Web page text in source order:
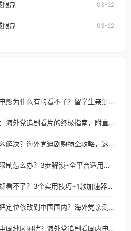
扰。
能在中国大陆地区播放。 遇到这个问题
云音乐地区版权限制」的问题，无论人在
限制 03-22
限制 03-22
在国外看优酷上的电影为什么有的看不了？留学生亲测有效的回国加速方案
优酷区域限制破解：海外党追剧看片的终极指南，附直播欧冠+1905电影网解决方案
优酷国外看不了怎么解决？海外党追剧购物全攻略，这招亲测有效！
在老挝用优酷地区限制怎么办？3步解锁+全平台适用的回国加速器指南
海外党有优酷会员却看不了？3个实用技巧+1款加速器解决追剧&金融APP难题
在日本用优酷怎么把定位修改到中国国内？海外党亲测有效的回国加速指南
还在被优酷提示非中国地区困扰？海外党追剧看国内电影的正确打开方式